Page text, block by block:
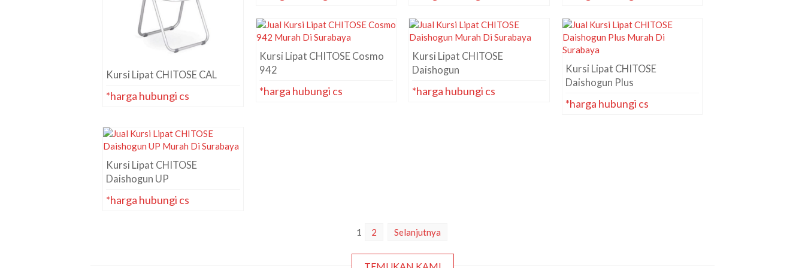
Kursi Lipat CHITOSE CAL
*harga hubungi cs
Kursi Lipat CHITOSE Cosmo
942
*harga hubungi cs
Kursi Lipat CHITOSE
Daishogun
*harga hubungi cs
Kursi Lipat CHITOSE
Daishogun Plus
*harga hubungi cs
Kursi Lipat CHITOSE
Daishogun UP
*harga hubungi cs
1 2 Selanjutnya